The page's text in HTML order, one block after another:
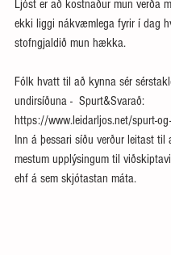
Ljóst er að kostnaður mun verða
ekki liggi nákvæmlega fyrir í dag
stofngjaldið mun hækka.
Fólk hvatt til að kynna sér
undirsíðuna -  Spurt&Svarað:
https://www.leidarljos.net/spurt-
Inn á þessari síðu verður leitast til
mestum upplýsingum til
ehf á sem skjótastan máta.